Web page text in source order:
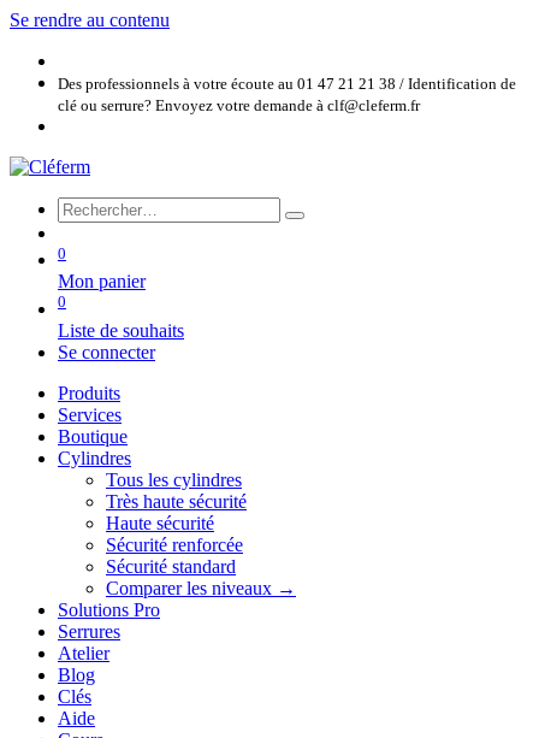
Se rendre au contenu
Des professionnels à votre écoute au 01 47 21 21 38 / Identification de
clé ou serrure? Envoyez votre demande à clf@cleferm.fr
0
Mon panier
0
Liste de souhaits
Se connecter
Produits
Services
Boutique
Cylindres
Tous les cylindres
Très haute sécurité
Haute sécurité
Sécurité renforcée
Sécurité standard
Comparer les niveaux →
Solutions Pro
Serrures
Atelier
Blog
Clés
Aide